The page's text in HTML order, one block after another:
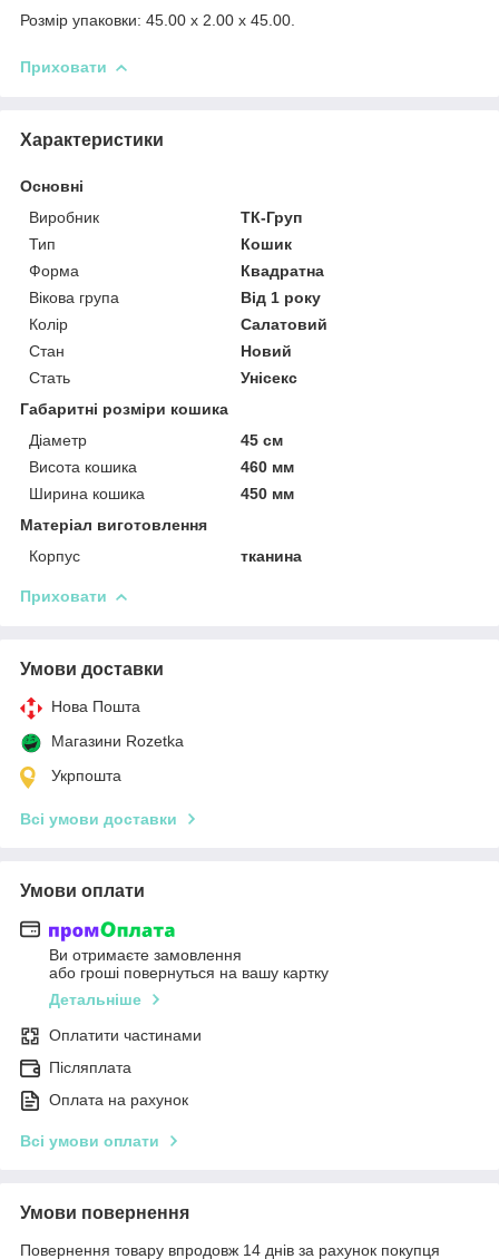
Розмір упаковки: 45.00 x 2.00 x 45.00.
Приховати
Характеристики
Основні
Виробник
ТК-Груп
Тип
Кошик
Форма
Квадратна
Вікова група
Від 1 року
Колір
Салатовий
Стан
Новий
Стать
Унісекс
Габаритні розміри кошика
Діаметр
45 см
Висота кошика
460 мм
Ширина кошика
450 мм
Матеріал виготовлення
Корпус
тканина
Приховати
Умови доставки
Нова Пошта
Магазини Rozetka
Укрпошта
Всі умови доставки
Умови оплати
Ви отримаєте замовлення
або гроші повернуться на вашу картку
Детальніше
Оплатити частинами
Післяплата
Оплата на рахунок
Всі умови оплати
Умови повернення
Повернення товару впродовж 14 днів за рахунок покупця